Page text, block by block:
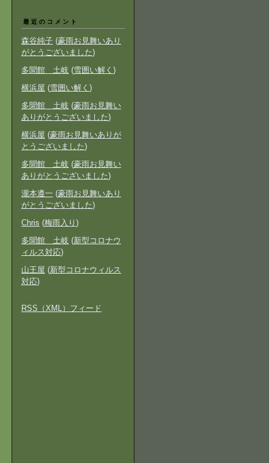
最近のコメント
森谷純子 (豪雨お見舞いあり
がとうございました)
多聞館 土岐 (雪囲い解く )
横浜屋 (雪囲い解く )
多聞館 土岐 (豪雨お見舞い
ありがとうございました)
横浜屋 (豪雨お見舞いありが
とうございました)
多聞館 土岐 (豪雨お見舞い
ありがとうございました)
瀧本遵一 (豪雨お見舞いあり
がとうございました)
Chris (梅雨入り )
多聞館 土岐 (新型コロナウ
ィルス対応)
山王屋 (新型コロナウィルス
対応)
RSS（XML）フィード